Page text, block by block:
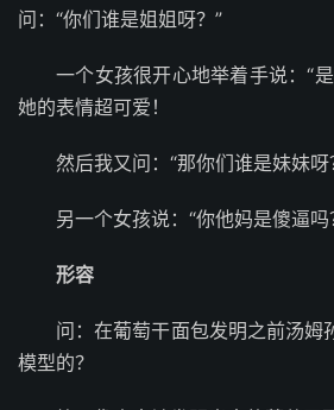
问：“你们谁是姐姐呀？”
一个女孩很开心地举着手说：“
她的表情超可爱！
然后我又问：“那你们谁是妹妹呀
另一个女孩说：“你他妈是傻逼吗
形容
问：在葡萄干面包发明之前汤姆
模型的？